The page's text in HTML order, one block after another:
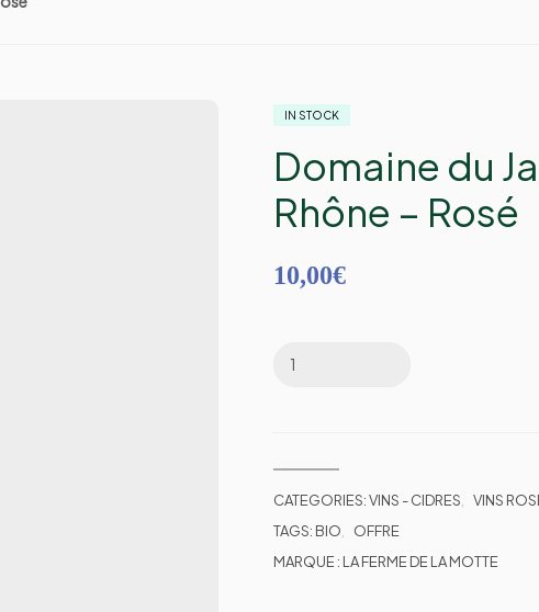
IN STOCK
Domaine du
Rhône – Rosé
10,00€
CATEGORIES:VINS - CIDRES
VINS
TAGS: BIO
OFFRE
MARQUE : LA FERME DE LA MOTTE